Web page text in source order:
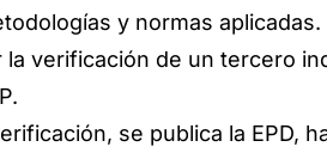
y normas aplicadas.
la verificación de un tercero
se publica la EPD,